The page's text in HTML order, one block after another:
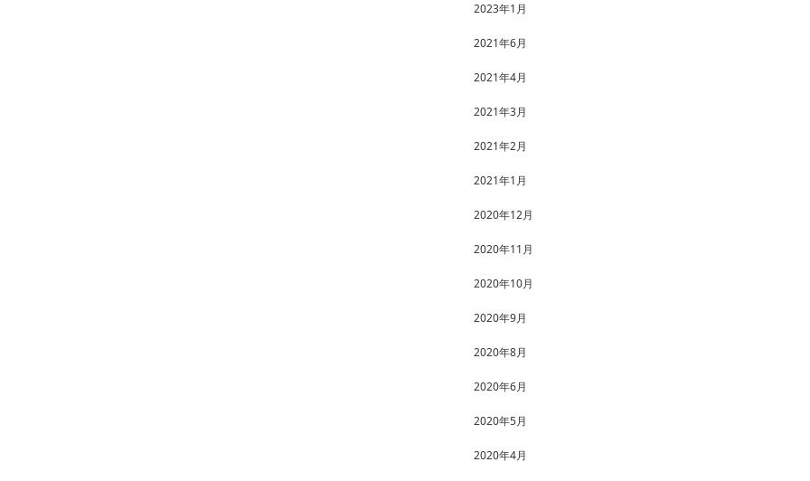
2023年1月
2021年6月
2021年4月
2021年3月
2021年2月
2021年1月
2020年12月
2020年11月
2020年10月
2020年9月
2020年8月
2020年6月
2020年5月
2020年4月